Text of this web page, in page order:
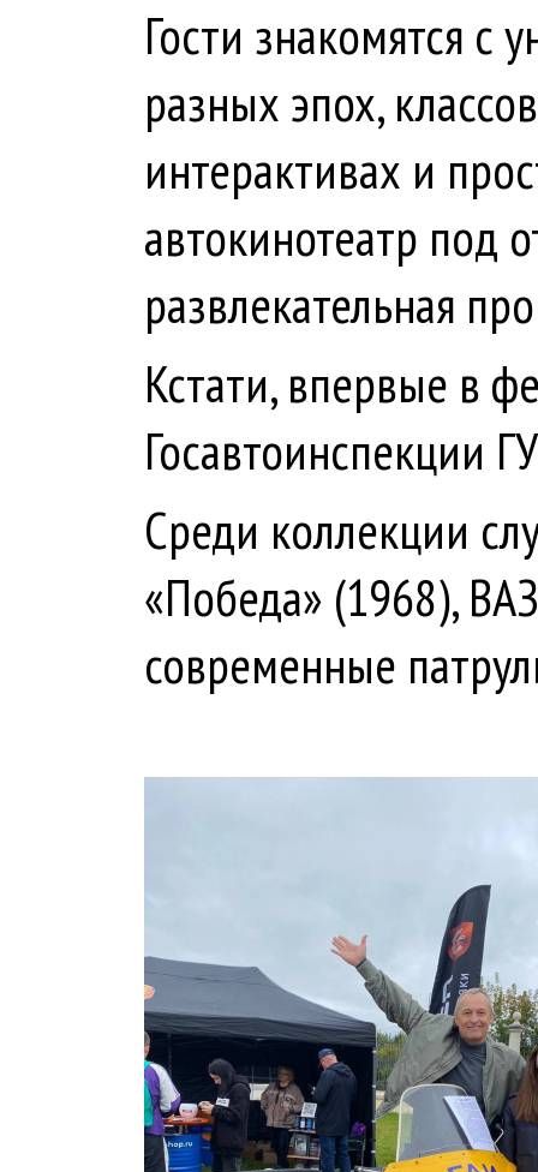
Гости знакомятся с
разных эпох,
интерактивах и
автокинотеатр под
развлекательная
Кстати, впервые в
Госавтоинспекции
Среди коллекции
«Победа» (1968),
современные